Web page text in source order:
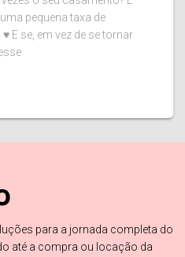
pequena taxa de
E se, em vez de se tornar
para a jornada completa do
até a compra ou locação da